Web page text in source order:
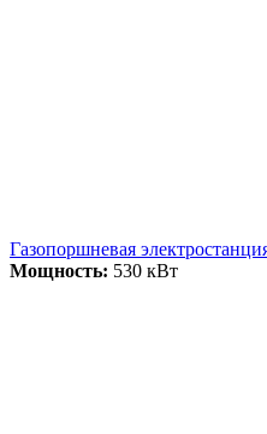
Газопоршневая
Мощность: 530 кВт